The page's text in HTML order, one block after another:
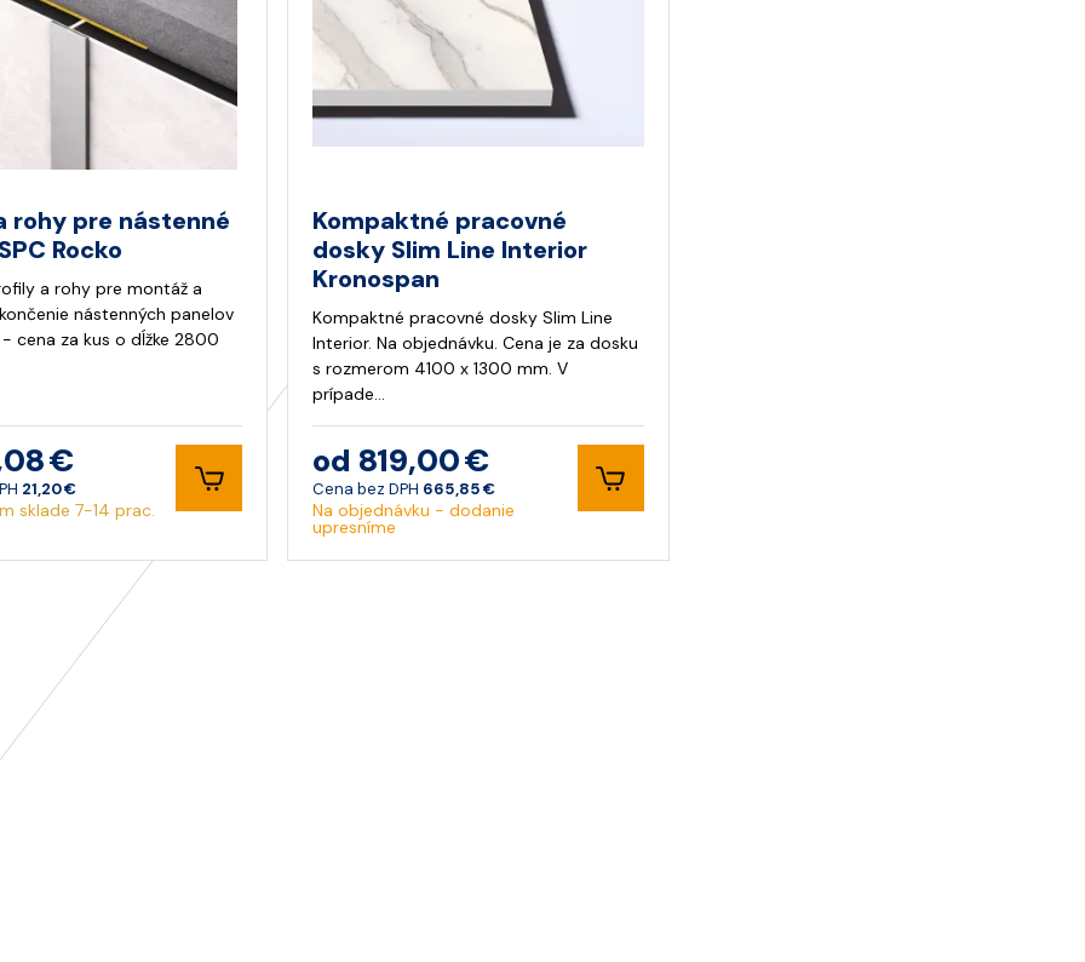
rohy pre nástenné
Rocko
a rohy pre montáž a
nástenných panelov
- cena za kus o dĺžke 2800
€
21,20 €
sklade 7-14 prac.
Kompaktné pracovné
dosky Slim Line Interior
Kronospan
Kompaktné pracovné dosky Slim Line
Interior. Na objednávku. Cena je za dosku
s rozmerom 4100 x 1300 mm. V
prípade…
od 819,00 €
Cena bez DPH 665,85 €
Na objednávku - dodanie
upresníme